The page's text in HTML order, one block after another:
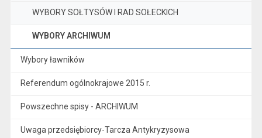
WYBORY SOŁTYSÓW I RAD SOŁECKICH
WYBORY ARCHIWUM
Wybory ławników
Referendum ogólnokrajowe 2015 r.
Powszechne spisy - ARCHIWUM
Uwaga przedsiębiorcy-Tarcza Antykryzysowa